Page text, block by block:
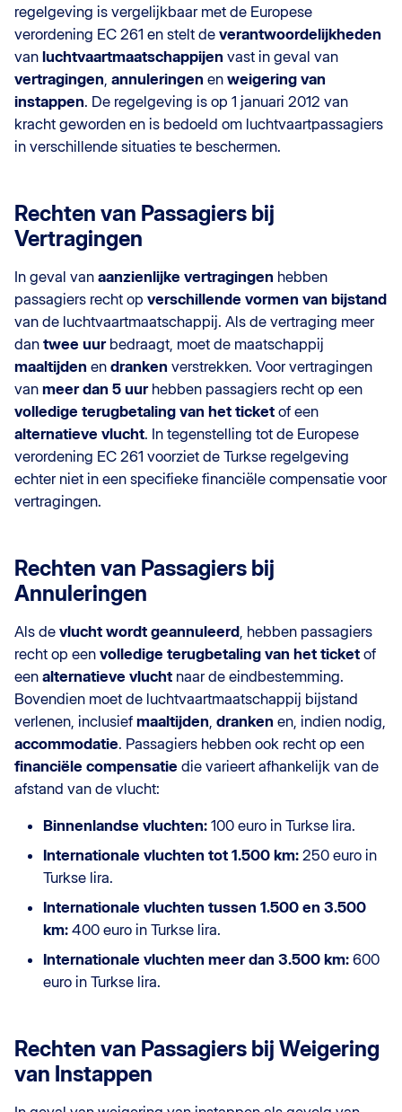
regelgeving is vergelijkbaar met de Europese
verordening EC 261 en stelt de verantwoordelijkheden
van luchtvaartmaatschappijen vast in geval van
vertragingen annuleringen en weigering van
instappen. De regelgeving is op 1 januari 2012 van
kracht geworden en is bedoeld om luchtvaartpassagiers
in verschillende situaties te beschermen.
Rechten van Passagiers bij
Vertragingen
In geval van aanzienlijke vertragingen hebben
passagiers recht op verschillende vormen van bijstand
van de luchtvaartmaatschappij. Als de vertraging meer
dan twee uurbedraagt, moet de maatschappij
maaltijden en dranken verstrekken. Voor vertragingen
van meer dan 5 uurhebben passagiers recht op een
volledige terugbetaling van het ticket of een
alternatieve vlucht. In tegenstelling tot de Europese
verordening EC 261 voorziet de Turkse regelgeving
echter niet in een specifieke financiële compensatie voor
vertragingen.
Rechten van Passagiers bij
Annuleringen
Als de vlucht wordt geannuleerd , hebben passagiers
recht op een volledige terugbetaling van het ticket of
een alternatieve vlucht naar de eindbestemming.
Bovendien moet de luchtvaartmaatschappij bijstand
verlenen, inclusief maaltijden dranken en, indien nodig,
accommodatie. Passagiers hebben ook recht op een
financiële compensatie die varieert afhankelijk van de
afstand van de vlucht:
Binnenlandse vluchten: 100 euro in Turkse lira.
Internationale vluchten tot 1.500 km: 250 euro in
Turkse lira.
Internationale vluchten tussen 1.500 en 3.500
km: 400 euro in Turkse lira.
Internationale vluchten meer dan 3.500 km: 600
euro in Turkse lira.
Rechten van Passagiers bij Weigering
van Instappen